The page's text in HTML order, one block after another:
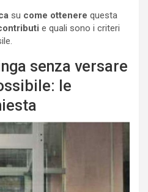
su come ottenere questa
e quali sono i criteri
senza versare
le